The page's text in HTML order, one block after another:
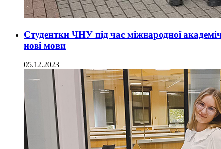
Студентки ЧНУ під час міжнародної
нові мови
05.12.2023